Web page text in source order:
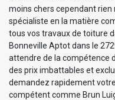
moins chers cependant rien
spécialiste en la matière
tous vos travaux de toiture
Bonneville Aptot dans le
attendre de la compétence
des prix imbattables et
demandez rapidement
compétent comme Brun